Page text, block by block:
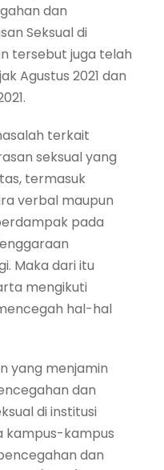
dan
Seksual di
tersebut juga telah
Agustus 2021 dan
terkait
seksual yang
termasuk
verbal maupun
pada
Maka dari itu
mengikuti
hal-hal
yang menjamin
dan
di institusi
kampus-kampus
dan